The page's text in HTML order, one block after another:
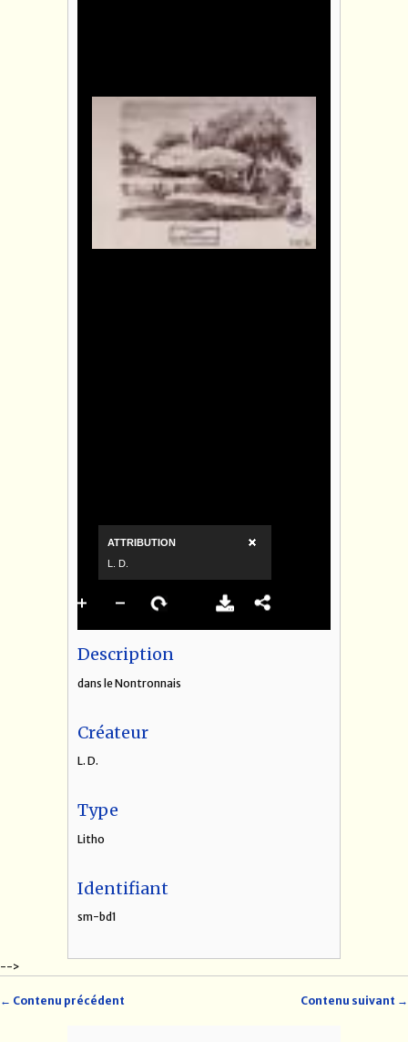
Description
dans le Nontronnais
Créateur
L. D.
Type
Litho
Identifiant
sm-bd1
-->
← Contenu précédent Contenu suivant →